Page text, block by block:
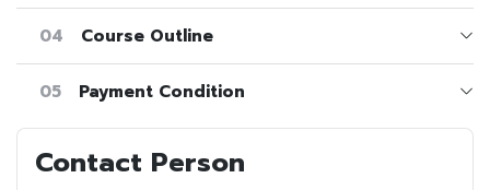
04 Course Outline
05 Payment Condition
Contact Person